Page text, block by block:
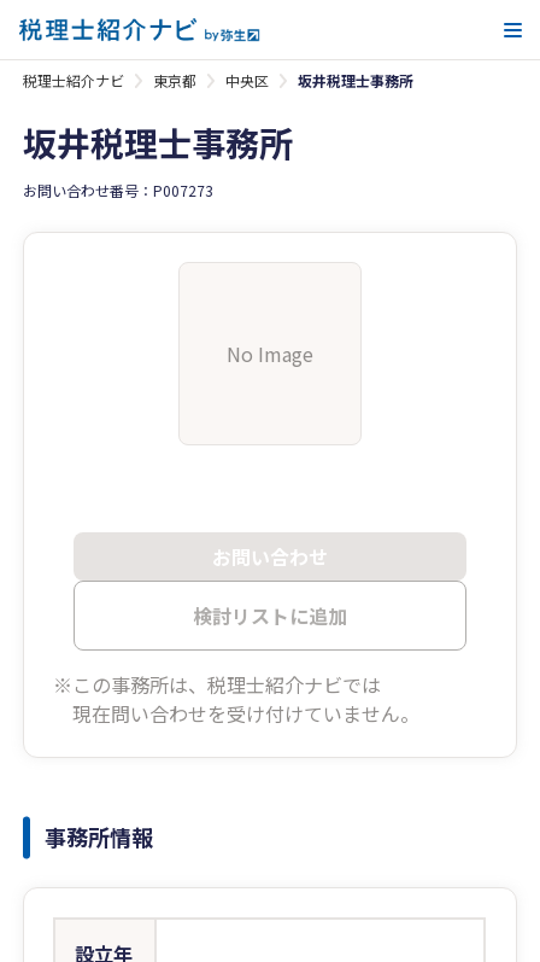
税理士紹介ナビ 東京都 中央区 坂井税理士事務所
坂井税理士事務所
お問い合わせ番号：P007273
No Image
お問い合わせ
検討リストに追加
※この事務所は、税理士紹介ナビでは
現在問い合わせを受け付けていません。
事務所情報
設立年